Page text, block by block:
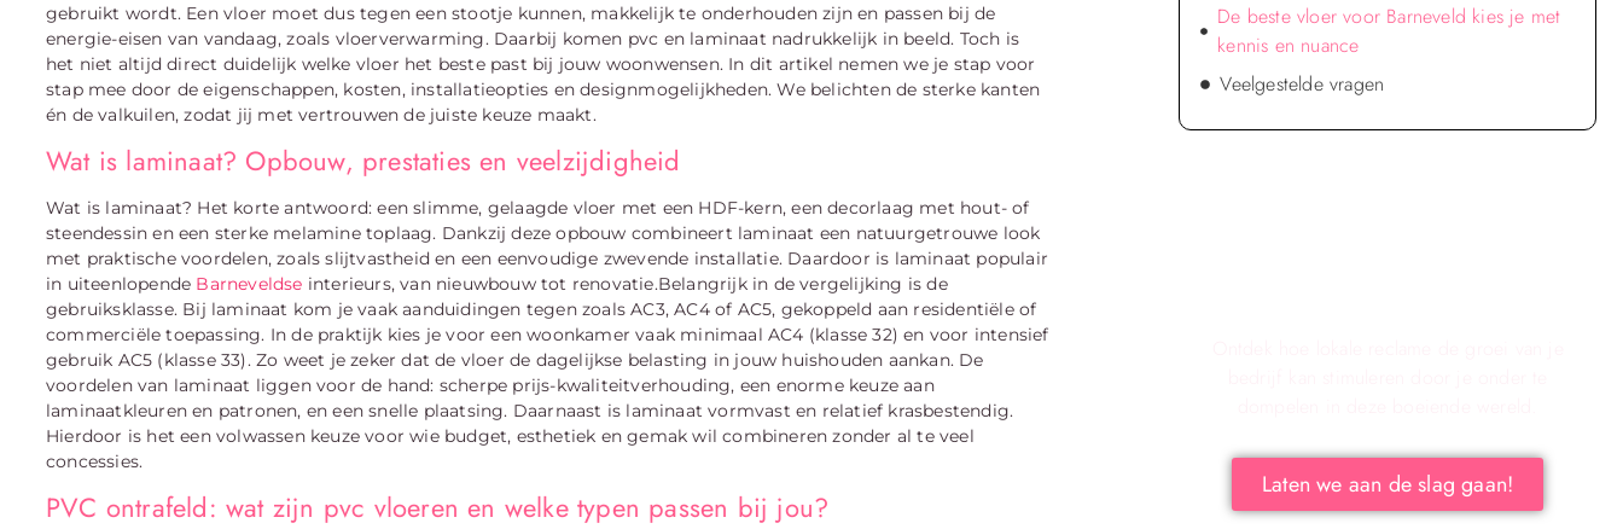
gebruikt wordt. Een vloer moet dus tegen een stootje kunnen, makkelijk te onderhouden zijn en passen bij de
energie-eisen van vandaag, zoals vloerverwarming. Daarbij komen pvc en laminaat nadrukkelijk in beeld. Toch is
het niet altijd direct duidelijk welke vloer het beste past bij jouw woonwensen. In dit artikel nemen we je stap voor
stap mee door de eigenschappen, kosten, installatieopties en designmogelijkheden. We belichten de sterke kanten
én de valkuilen, zodat jij met vertrouwen de juiste keuze maakt.
Wat is laminaat? Opbouw, prestaties en veelzijdigheid
Wat is laminaat? Het korte antwoord: een slimme, gelaagde vloer met een HDF-kern, een decorlaag met hout- of
steendessin en een sterke melamine toplaag. Dankzij deze opbouw combineert laminaat een natuurgetrouwe look
met praktische voordelen, zoals slijtvastheid en een eenvoudige zwevende installatie. Daardoor is laminaat populair
in uiteenlopende Barneveldse interieurs, van nieuwbouw tot renovatie.Belangrijk in de vergelijking is de
gebruiksklasse. Bij laminaat kom je vaak aanduidingen tegen zoals AC3, AC4 of AC5, gekoppeld aan residentiële of
commerciële toepassing. In de praktijk kies je voor een woonkamer vaak minimaal AC4 (klasse 32) en voor intensief
gebruik AC5 (klasse 33). Zo weet je zeker dat de vloer de dagelijkse belasting in jouw huishouden aankan. De
voordelen van laminaat liggen voor de hand: scherpe prijs-kwaliteitverhouding, een enorme keuze aan
laminaatkleuren en patronen, en een snelle plaatsing. Daarnaast is laminaat vormvast en relatief krasbestendig.
Hierdoor is het een volwassen keuze voor wie budget, esthetiek en gemak wil combineren zonder al te veel
concessies.
PVC ontrafeld: wat zijn pvc vloeren en welke typen passen bij jou?
De beste vloer voor Barneveld kies je met
kennis en nuance
Veelgestelde vragen
Laten we aan de slag gaan!